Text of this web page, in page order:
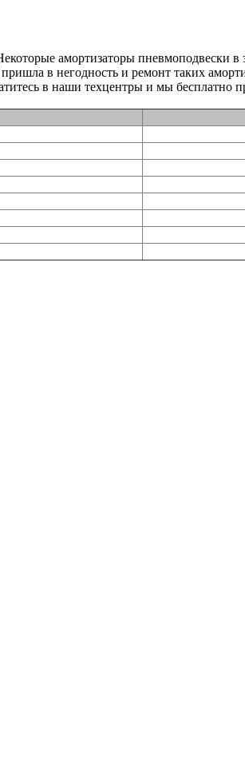
амортизаторы пневмоподвески
в негодность и ремонт таких
в наши техцентры и мы бесплатно